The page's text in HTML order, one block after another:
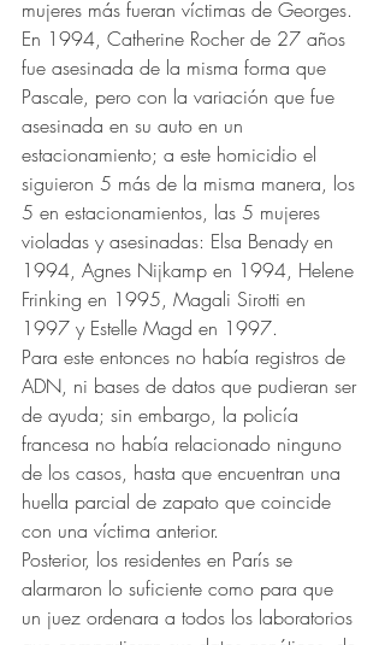
mujeres más fueran víctimas de Georges.
En 1994, Catherine Rocher de 27 años
fue asesinada de la misma forma que
Pascale, pero con la variación que fue
asesinada en su auto en un
estacionamiento; a este homicidio el
siguieron 5 más de la misma manera, los
5 en estacionamientos, las 5 mujeres
violadas y asesinadas: Elsa Benady en
1994, Agnes Nijkamp en 1994, Helene
Frinking en 1995, Magali Sirotti en
1997 y Estelle Magd en 1997.
Para este entonces no había registros de
ADN, ni bases de datos que pudieran ser
de ayuda; sin embargo, la policía
francesa no había relacionado ninguno
de los casos, hasta que encuentran una
huella parcial de zapato que coincide
con una víctima anterior.
Posterior, los residentes en París se
alarmaron lo suficiente como para que
un juez ordenara a todos los laboratorios